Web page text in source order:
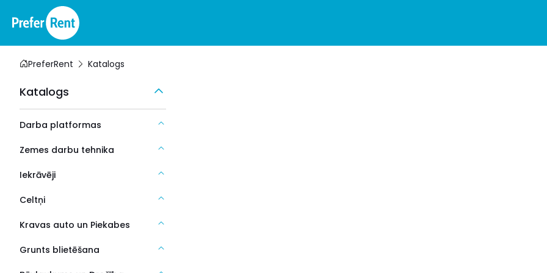
PreferRent Katalogs
Katalogs
Darba platformas
Zemes darbu tehnika
Iekrāvēji
Celtņi
Kravas auto un Piekabes
Grunts blietēšana